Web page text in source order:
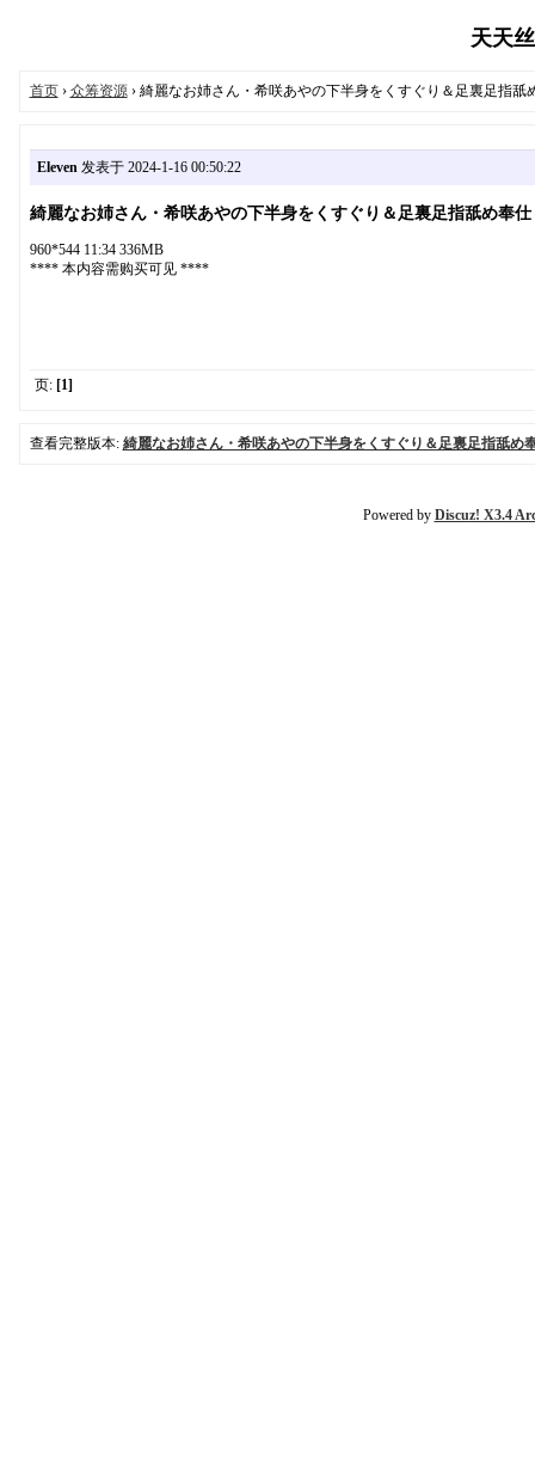
天天
首页› 众筹资源› 綺麗なお姉さん・希咲あやの下半身をくすぐり＆足裏足指舐
Eleven发表于 2024-1-16 00:50:22
綺麗なお姉さん・希咲あやの下半身をくすぐり＆足裏足指舐め奉仕
960*544 11:34 336MB
**** 本内容需购买可见 ****
页: [1]
查看完整版本: 綺麗なお姉さん・希咲あやの下半身をくすぐり＆足裏足指舐め
Powered by Discuz! X3.4